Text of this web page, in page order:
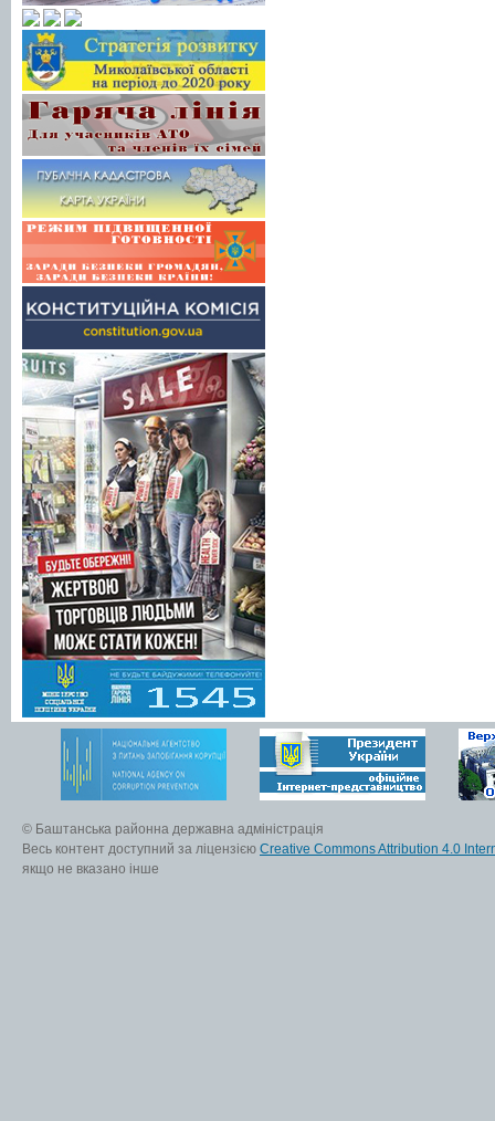
© Баштанська районна державна адміністрація
Весь контент доступний за ліцензією Creative Commons Attribution 4.0
якщо не вказано інше